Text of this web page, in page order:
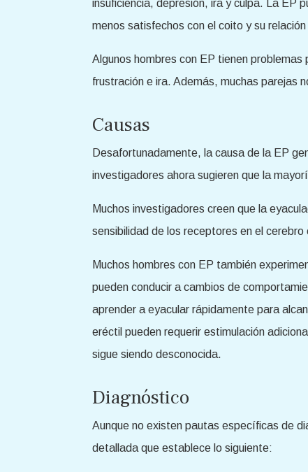
insuficiencia, depresión, ira y culpa. La EP
menos satisfechos con el coito y su
Algunos hombres con EP tienen
frustración e ira. Además, muchas parejas
Causas
Desafortunadamente, la causa de la EP
investigadores ahora sugieren que la
Muchos investigadores creen que la
sensibilidad de los receptores en el cerebro
Muchos hombres con EP también
pueden conducir a cambios de
aprender a eyacular rápidamente para
eréctil pueden requerir estimulación
sigue siendo desconocida.
Diagnóstico
Aunque no existen pautas específicas de
detallada que establece lo siguiente: